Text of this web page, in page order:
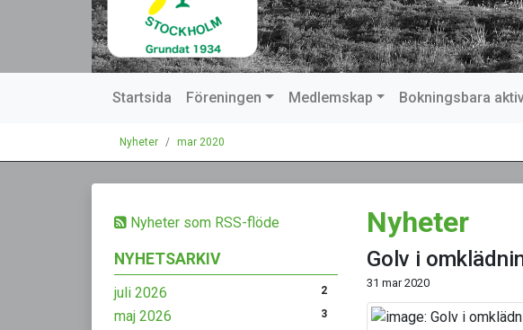
Startsida Föreningen Medlemskap Bokningsbara
Nyheter mar 2020
Nyheter som RSS-flöde
NYHETSARKIV
juli 2026 2
maj 2026 3
Nyheter
Golv i
31 mar 2020